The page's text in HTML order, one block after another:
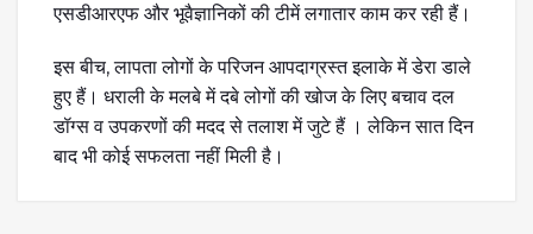
एसडीआरएफ और भूवैज्ञानिकों की टीमें लगातार काम कर रही हैं।
इस बीच, लापता लोगों के परिजन आपदाग्रस्त इलाके में डेरा डाले
हुए हैं। धराली के मलबे में दबे लोगों की खोज के लिए बचाव दल
डॉग्स व उपकरणों की मदद से तलाश में जुटे हैं । लेकिन सात दिन
बाद भी कोई सफलता नहीं मिली है।